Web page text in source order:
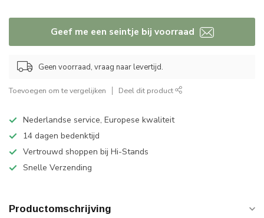
Geef me een seintje bij voorraad
Geen voorraad, vraag naar levertijd.
Toevoegen om te vergelijken Deel dit product
Nederlandse service, Europese kwaliteit
14 dagen bedenktijd
Vertrouwd shoppen bij Hi-Stands
Snelle Verzending
Productomschrijving